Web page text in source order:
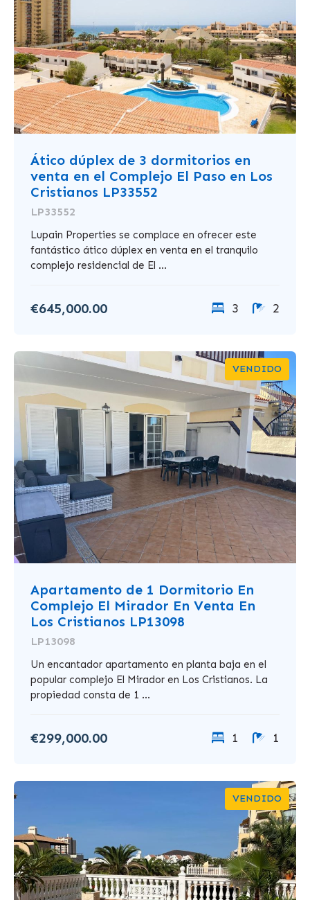
Ático dúplex de 3 dormitorios en
venta en el Complejo El Paso en Los
Cristianos LP33552
LP33552
Lupain Properties se complace en ofrecer este
fantástico ático dúplex en venta en el tranquilo
complejo residencial de El ...
€645,000.00 3 2
VENDIDO
Apartamento de 1 Dormitorio En
Complejo El Mirador En Venta En
Los Cristianos LP13098
LP13098
Un encantador apartamento en planta baja en el
popular complejo El Mirador en Los Cristianos. La
propiedad consta de 1 ...
€299,000.00 1 1
VENDIDO